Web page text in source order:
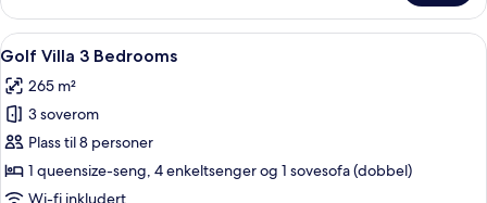
Villa
Bedrooms
Åpne
alle
bildene
av
Golf
Villa
3
Sengetøy av topp kvalitet, minibar,
9
Golf Villa 3 Bedrooms
265 m²
3 soverom
Plass til 8 personer
1 queensize-seng, 4 enkeltsenger og 1 sovesofa (dobbel)
Wi-fi inkludert